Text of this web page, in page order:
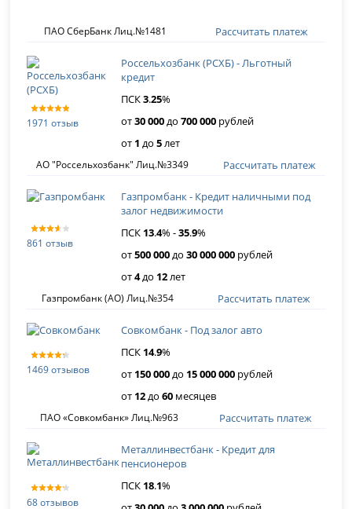
ПАО СберБанк Лиц.№1481 Рассчитать платеж
1971 отзыв
Россельхозбанк (РСХБ) - Льготный
кредит
ПСК3.25%
от30 000до700 000 рублей
от 1 до5лет
АО "Россельхозбанк" Лиц.№3349 Рассчитать платеж
861 отзыв
Газпромбанк - Кредит наличными под
залог недвижимости
ПСК 13.4% -35.9%
от500 000до30 000 000 рублей
от4до 12лет
Газпромбанк (АО) Лиц.№354 Рассчитать платеж
1469 отзывов
Совкомбанк - Под залог авто
ПСК 14.9%
от 150 000до 15 000 000 рублей
от 12до60 месяцев
ПАО «Совкомбанк» Лиц.№963 Рассчитать платеж
68 отзывов
Металлинвестбанк - Кредит для
пенсионеров
ПСК 18.1%